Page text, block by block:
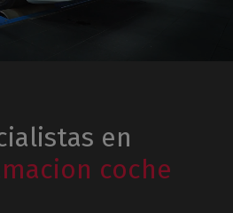
en
coche